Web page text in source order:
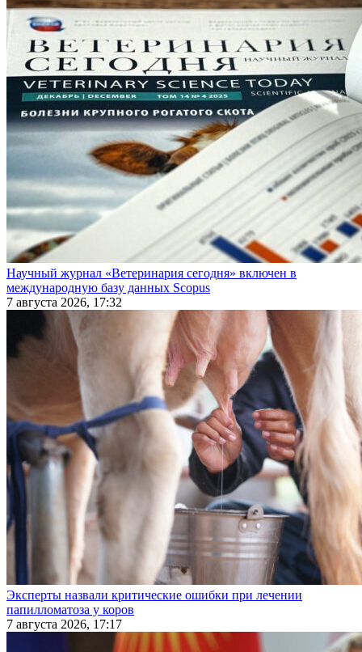
Научный журнал «Ветеринария сегодня» включен в
международную базу данных Scopus
7 августа 2026, 17:32
Эксперты назвали критические ошибки при лечении
папилломатоза у коров
7 августа 2026, 17:17